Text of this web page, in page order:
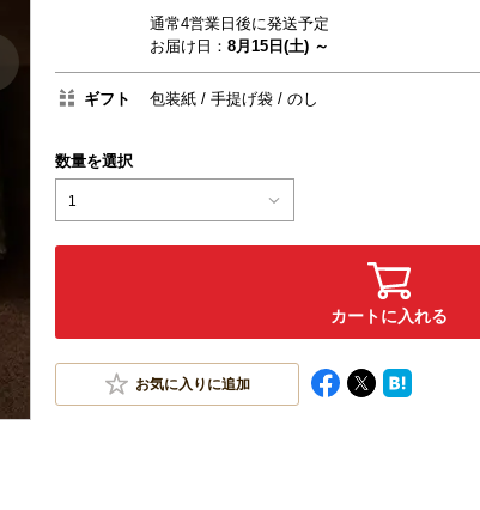
通常4営業日後に発送予定
お届け日： 8月15日(土) ～
ギフト 包装紙 手提げ袋 のし
数量を選択
1
カートに入れる
お気に入りに追加